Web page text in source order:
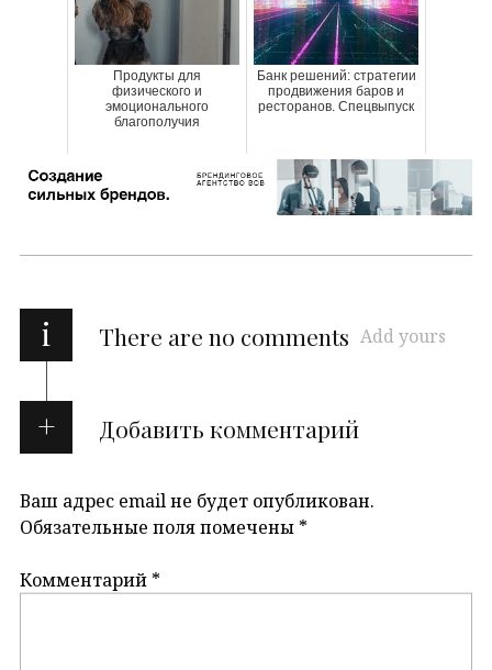
Продукты для
физического и
эмоционального
благополучия
Банк решений: стратегии
продвижения баров и
ресторанов. Спецвыпуск
i There are no comments Add yours
Добавить комментарий
Ваш адрес email не будет опубликован.
Обязательные поля помечены *
Комментарий *